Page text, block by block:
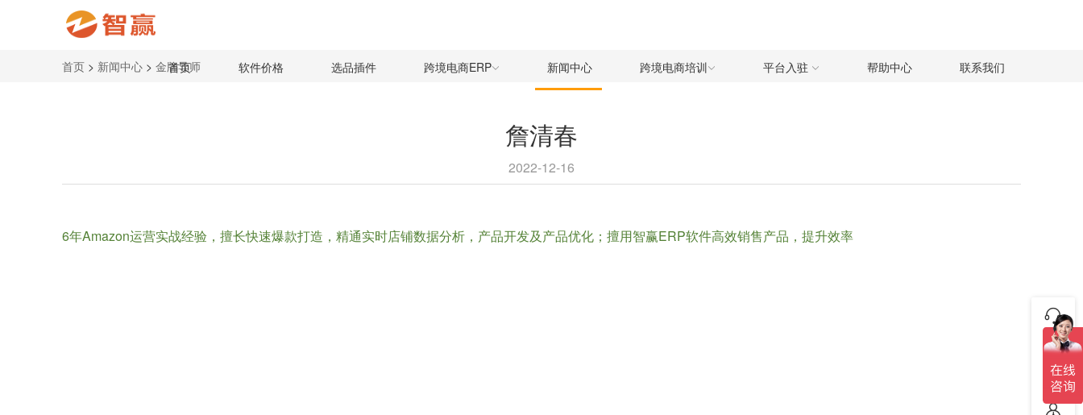
首页 软件价格 选品插件 跨境电商ERP 新闻中心 跨境电商培训 平台入驻 帮助中心 联系我们
首页 > 新闻中心 > 金牌导师
詹清春
2022-12-16
6年Amazon运营实战经验，擅长快速爆款打造，精通实时店铺数据分析，产品开发及产品优化；擅用智赢ERP软件高效销售产品，提升效率
咨询
售前